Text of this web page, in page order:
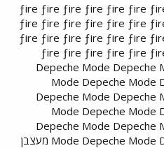
ƒire ƒire ƒire ƒire ƒire ƒire
ƒire ƒire ƒire ƒire ƒire ƒire
ƒire ƒire ƒire ƒire ƒire ƒire
ƒire ƒire ƒire ƒire ƒire
Depeche Mode Depeche
Mode Depeche Mode
Depeche Mode Depeche
Mode Depeche Mode
Depeche Mode Depeche
Mode Depeche Mode Depeche Mode מעצבן